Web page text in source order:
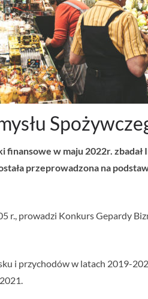
w maju 2022r.
przeprowadzona na
prowadzi Konkurs Gepardy
i przychodów w latach 2019-